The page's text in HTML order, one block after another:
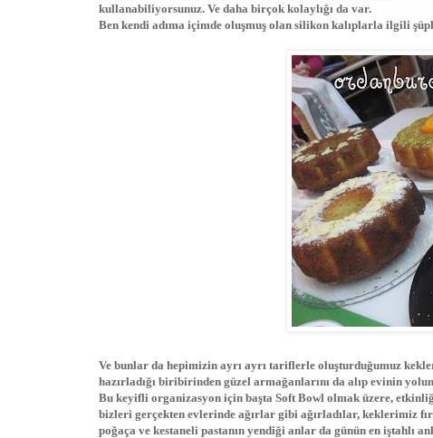
kullanabiliyorsunuz. Ve daha birçok kolaylığı da var.
Ben kendi adıma içimde oluşmuş olan silikon kalıplarla ilgili
Ve bunlar da hepimizin ayrı ayrı tariflerle oluşturduğumuz
hazırladığı biribirinden güzel armağanlarını da alıp evinin
Bu keyifli organizasyon için başta Soft Bowl olmak üzere,
bizleri gerçekten evlerinde ağırlar gibi ağırladılar, keklerimiz
poğaça ve kestaneli pastanın yendiği anlar da günün en iştahlı